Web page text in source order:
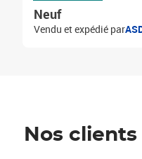
Neuf
Vendu et expédié par
Nos